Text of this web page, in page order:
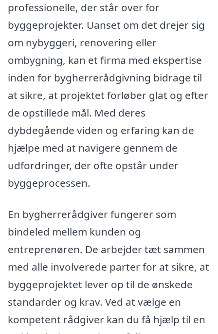
professionelle, der står over for
byggeprojekter. Uanset om det drejer sig
om nybyggeri, renovering eller
ombygning, kan et firma med ekspertise
inden for bygherrerådgivning bidrage til
at sikre, at projektet forløber glat og efter
de opstillede mål. Med deres
dybdegående viden og erfaring kan de
hjælpe med at navigere gennem de
udfordringer, der ofte opstår under
byggeprocessen.
En bygherrerådgiver fungerer som
bindeled mellem kunden og
entreprenøren. De arbejder tæt sammen
med alle involverede parter for at sikre, at
byggeprojektet lever op til de ønskede
standarder og krav. Ved at vælge en
kompetent rådgiver kan du få hjælp til en